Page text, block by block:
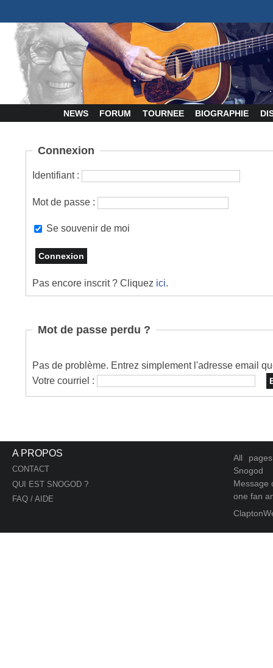
NEWS FORUM TOURNEE BIOGRAPHIE
Connexion
Identifiant :
Mot de passe :
Se souvenir de moi
Pas encore inscrit ? Cliquez ici.
Mot de passe perdu ?
Pas de problème. Entrez simplement l'adresse email
Votre courriel :
A PROPOS
CONTACT
QUI EST SNOGOD ?
FAQ / AIDE
All
Snogod
Message
one fan